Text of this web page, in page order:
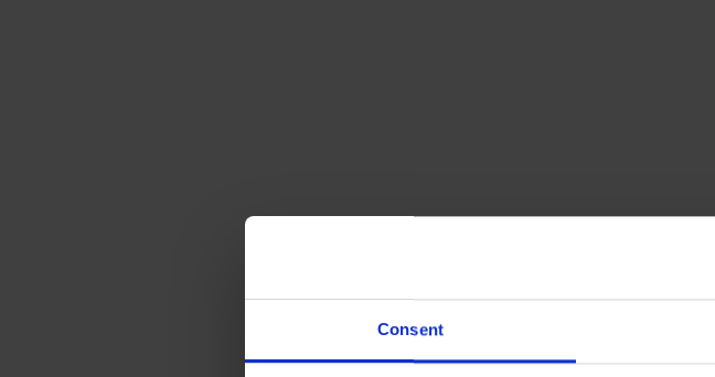
Consent